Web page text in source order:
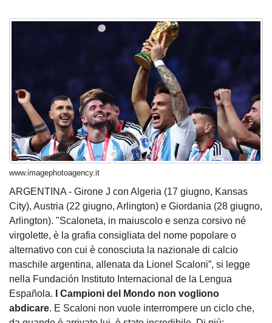
www.imagephotoagency.it
ARGENTINA - Girone J con Algeria (17 giugno, Kansas
City), Austria (22 giugno, Arlington) e Giordania (28 giugno,
Arlington). "Scaloneta, in maiuscolo e senza corsivo né
virgolette, è la grafia consigliata del nome popolare o
alternativo con cui è conosciuta la nazionale di calcio
maschile argentina, allenata da Lionel Scaloni”, si legge
nella Fundación Instituto Internacional de la Lengua
Española.
I Campioni del Mondo non vogliono
abdicare. E Scaloni non vuole interrompere un ciclo che,